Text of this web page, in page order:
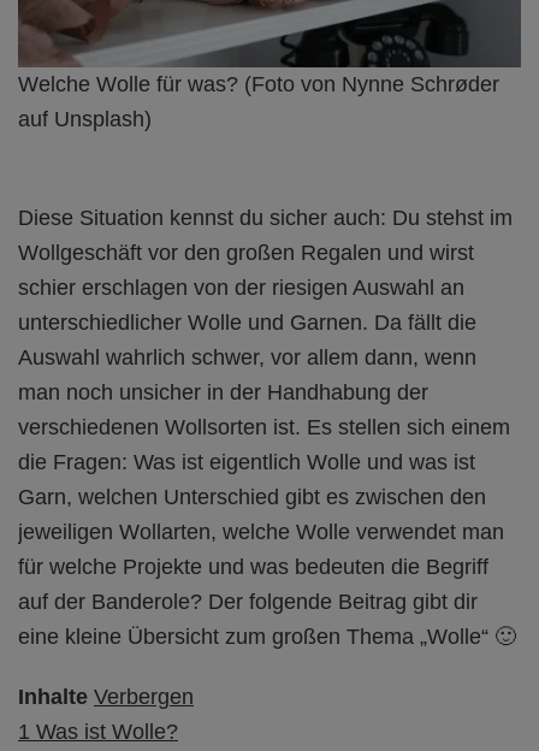
Welche Wolle für was? (Foto von Nynne Schrøder
auf Unsplash)
Diese Situation kennst du sicher auch: Du stehst im
Wollgeschäft vor den großen Regalen und wirst
schier erschlagen von der riesigen Auswahl an
unterschiedlicher Wolle und Garnen. Da fällt die
Auswahl wahrlich schwer, vor allem dann, wenn
man noch unsicher in der Handhabung der
verschiedenen Wollsorten ist. Es stellen sich einem
die Fragen: Was ist eigentlich Wolle und was ist
Garn, welchen Unterschied gibt es zwischen den
jeweiligen Wollarten, welche Wolle verwendet man
für welche Projekte und was bedeuten die Begriff
auf der Banderole? Der folgende Beitrag gibt dir
eine kleine Übersicht zum großen Thema „Wolle“ 🙂
Inhalte Verbergen
1 Was ist Wolle?